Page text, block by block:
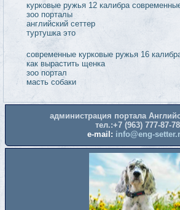
миелиты
современные курковые ружья
дифференциальная диагностика
гиперестезия у собак
администрация портала
тел.:+7 (963) 777-87-78
e-mail: info@eng-